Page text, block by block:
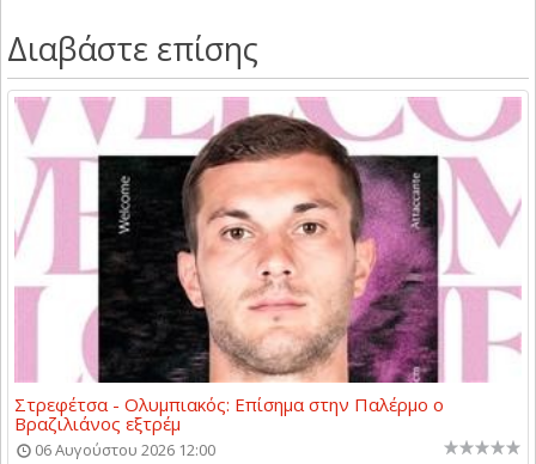
Διαβάστε επίσης
Στρεφέτσα - Ολυμπιακός: Επίσημα στην Παλέρμο ο
Βραζιλιάνος εξτρέμ
06 Αυγούστου 2026 12:00